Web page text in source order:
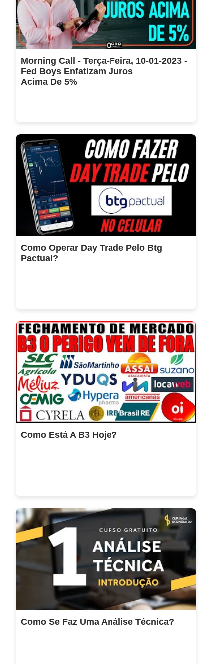
Morning Call - Terça-Feira, 10-01-2023 -
Fed Boys Enfatizam Juros
Acima De 5%
Como Operar Day Trade Pelo Btg
Pactual?
Como Está A B3 Hoje?
Como Se Faz Uma Análise Técnica?